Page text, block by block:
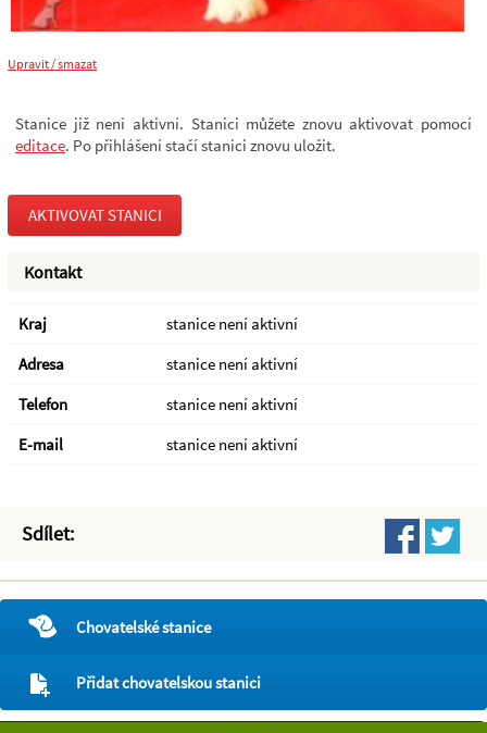
Upravit / smazat
Stanice již není aktivní. Stanici můžete znovu aktivovat pomocí
editace. Po přihlášení stačí stanici znovu uložit.
AKTIVOVAT STANICI
Kontakt
Kraj
stanice není aktivní
Adresa
stanice není aktivní
Telefon
stanice není aktivní
E-mail
stanice není aktivní
Sdílet:
Chovatelské stanice
Přidat chovatelskou stanici